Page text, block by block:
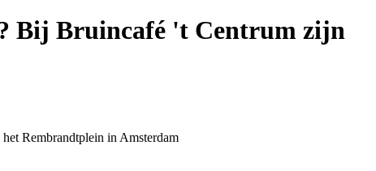
Bij Bruincafé 't Centrum zijn
Rembrandtplein in Amsterdam